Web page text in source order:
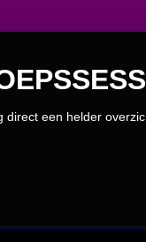
een helder